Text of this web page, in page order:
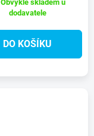
Obvykle skladem u
dodavatele
DO KOŠÍKU